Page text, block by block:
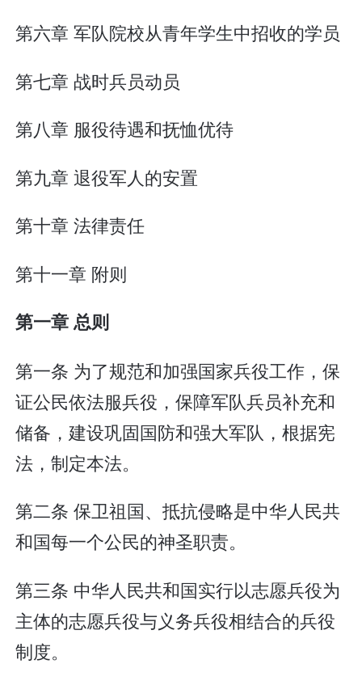
第六章 军队院校从青年学生中招收的学员
第七章 战时兵员动员
第八章 服役待遇和抚恤优待
第九章 退役军人的安置
第十章 法律责任
第十一章 附则
第一章 总则
第一条 为了规范和加强国家兵役工作，保
证公民依法服兵役，保障军队兵员补充和
储备，建设巩固国防和强大军队，根据宪
法，制定本法。
第二条 保卫祖国、抵抗侵略是中华人民共
和国每一个公民的神圣职责。
第三条 中华人民共和国实行以志愿兵役为
主体的志愿兵役与义务兵役相结合的兵役
制度。